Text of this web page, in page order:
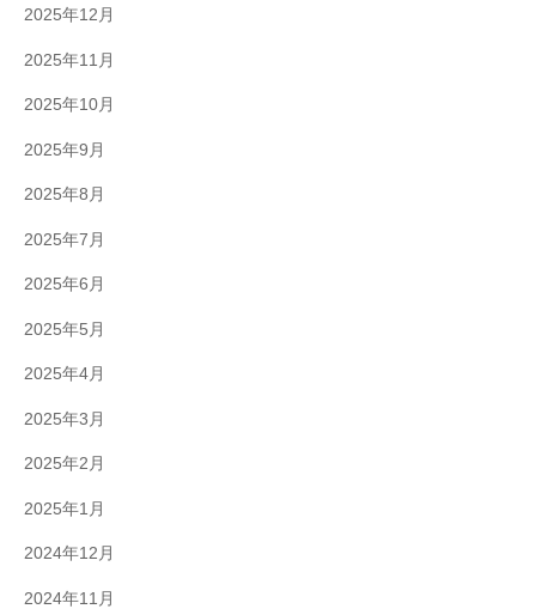
2025年12月
2025年11月
2025年10月
2025年9月
2025年8月
2025年7月
2025年6月
2025年5月
2025年4月
2025年3月
2025年2月
2025年1月
2024年12月
2024年11月